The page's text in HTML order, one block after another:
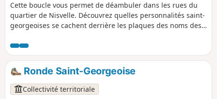
Cette boucle vous permet de déambuler dans les rues du
quartier de Nisvelle. Découvrez quelles personnalités saint-
georgeoises se cachent derrière les plaques des noms des
élus de la commune. Vous longerez le ruisseau de Serrant
qui alimente l'Étang d'Arrouët, au bord duquel vous pourrez
profiter des tables pour une pause ou des aménagements
sportifs pour une remise en forme !
Ronde Saint-Georgeoise
Collectivité territoriale